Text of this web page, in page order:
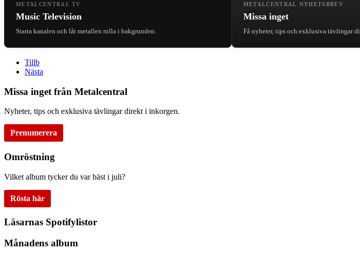
METALCENTRAL TV
Music Television
Starta kanalen och låt metallen rulla i bakgrunden.
METALCENTRAL NYHETSBREV
Missa inget
Få nyheter, tips och exklusiva tävlingar
Tillb
Nästa
Missa inget från Metalcentral
Nyheter, tips och exklusiva tävlingar direkt i inkorgen.
Prenumerera
Omröstning
Vilket album tycker du var bäst i juli?
Rösta här
Läsarnas Spotifylistor
Månadens album